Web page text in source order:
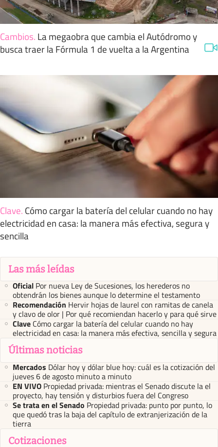
Cambios. La megaobra que cambia el Autódromo y
busca traer la Fórmula 1 de vuelta a la Argentina
Clave. Cómo cargar la batería del celular cuando no hay
electricidad en casa: la manera más efectiva, segura y
sencilla
Las más leídas
Oficial Por nueva Ley de Sucesiones, los herederos no
obtendrán los bienes aunque lo determine el testamento
Recomendación Hervir hojas de laurel con ramitas de canela
y clavo de olor | Por qué recomiendan hacerlo y para qué sirve
Clave Cómo cargar la batería del celular cuando no hay
electricidad en casa: la manera más efectiva, sencilla y segura
Últimas noticias
Mercados Dólar hoy y dólar blue hoy: cuál es la cotización del
jueves 6 de agosto minuto a minuto
EN VIVO Propiedad privada: mientras el Senado discute la el
proyecto, hay tensión y disturbios fuera del Congreso
Se trata en el Senado Propiedad privada: punto por punto, lo
que quedó tras la baja del capítulo de extranjerización de la
tierra
Cotizaciones